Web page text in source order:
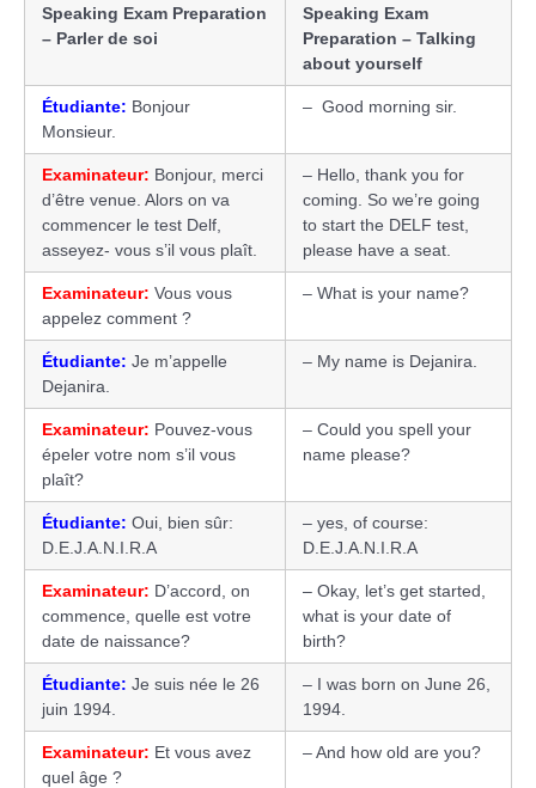
Speaking Exam Preparation
– Parler de soi
Speaking Exam
Preparation – Talking
about yourself
Étudiante: Bonjour
Monsieur.
– Good morning sir.
Examinateur: Bonjour, merci
d’être venue. Alors on va
commencer le test Delf,
asseyez- vous s’il vous plaît.
– Hello, thank you for
coming. So we’re going
to start the DELF test,
please have a seat.
Examinateur: Vous vous
appelez comment ?
– What is your name?
Étudiante: Je m’appelle
Dejanira.
– My name is Dejanira.
Examinateur: Pouvez-vous
épeler votre nom s’il vous
plaît?
– Could you spell your
name please?
Étudiante: Oui, bien sûr:
D.E.J.A.N.I.R.A
– yes, of course:
D.E.J.A.N.I.R.A
Examinateur: D’accord, on
commence, quelle est votre
date de naissance?
– Okay, let’s get started,
what is your date of
birth?
Étudiante: Je suis née le 26
juin 1994.
– I was born on June 26,
1994.
Examinateur: Et vous avez
quel âge ?
– And how old are you?